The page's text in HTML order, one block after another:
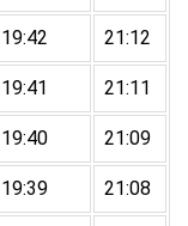
19:42 21:12
19:41 21:11
19:40 21:09
19:39 21:08